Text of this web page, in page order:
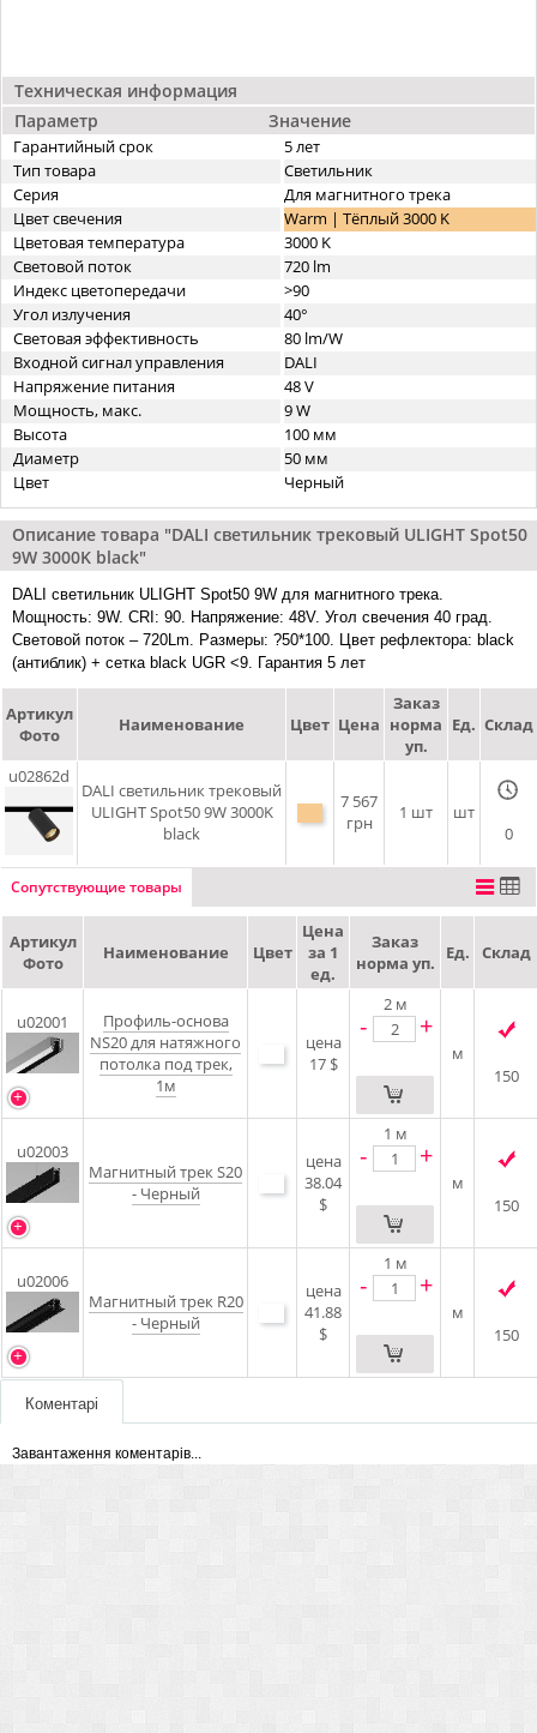
Техническая информация
Параметр
Значение
Гарантийный срок
5 лет
Тип товара
Светильник
Серия
Для магнитного трека
Цвет свечения
Warm | Тёплый 3000 K
Цветовая температура
3000 K
Световой поток
720 lm
Индекс цветопередачи
>90
Угол излучения
40°
Световая эффективность
80 lm/W
Входной сигнал управления
DALI
Напряжение питания
48 V
Мощность, макс.
9 W
Высота
100 мм
Диаметр
50 мм
Цвет
Черный
Описание товара "DALI cветильник трековый ULIGHT Spot50
9W 3000K black"
DALI cветильник ULIGHT Spot50 9W для магнитного трека.
Мощность: 9W. CRI: 90. Напряжение: 48V. Угол свечения 40 град.
Световой поток – 720Lm. Размеры: ?50*100. Цвет рефлектора: black
(антиблик) + сетка black UGR <9. Гарантия 5 лет
Артикул
Фото
Наименование Цвет Цена
Заказ
норма
уп.
Ед. Склад
u02862d
DALI cветильник трековый
ULIGHT Spot50 9W 3000K
black
7 567
грн
1 шт
шт
0
Сопутствующие товары
Артикул
Фото
Наименование Цвет
Цена
за 1
ед.
Заказ
норма уп.
Ед. Склад
u02001
Профиль-основа
NS20 для натяжного
потолка под трек,
1м
цена
17 $
2 м
- +
м
150
u02003
Магнитный трек S20
- Черный
цена
38.04
$
1 м
- +
м
150
u02006
Магнитный трек R20
- Черный
цена
41.88
$
1 м
- +
м
150
Коментарі
Завантаження коментарів...